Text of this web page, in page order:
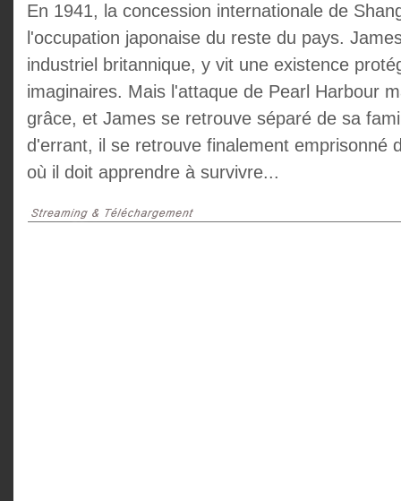
En 1941, la concession internationale de
l'occupation japonaise du reste du pays.
industriel britannique, y vit une existence
imaginaires. Mais l'attaque de Pearl Harbour
grâce, et James se retrouve séparé de sa
d'errant, il se retrouve finalement emprisonné
où il doit apprendre à survivre...